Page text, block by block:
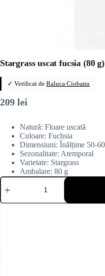
Stargrass uscat fucsia (80 g)
✓ Verificat de Raluca Ciobanu
209 lei
Natură: Floare uscată
Culoare: Fuchsia
Dimensiuni: Înălțime 50-
Sezonalitate: Atemporal
Varietate: Stargrass
Ambalare: 80 g
Cantitate
Stargrass
fucsia
(80
g)